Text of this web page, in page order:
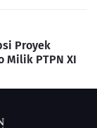
Proyek
Milik PTPN XI